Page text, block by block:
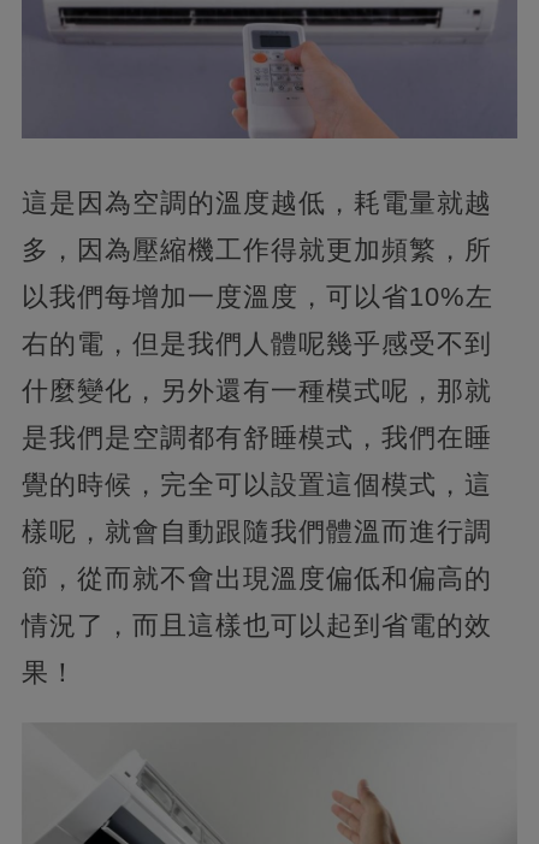
這是因為空調的溫度越低，耗電量就越
多，因為壓縮機工作得就更加頻繁，所
以我們每增加一度溫度，可以省10%左
右的電，但是我們人體呢幾乎感受不到
什麼變化，另外還有一種模式呢，那就
是我們是空調都有舒睡模式，我們在睡
覺的時候，完全可以設置這個模式，這
樣呢，就會自動跟隨我們體溫而進行調
節，從而就不會出現溫度偏低和偏高的
情況了，而且這樣也可以起到省電的效
果！